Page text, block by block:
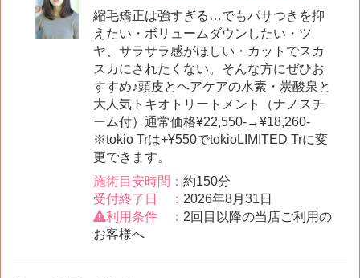
縮毛矯正は強すぎる…でもパサつきを抑
えたい・ボリュームダウンしたい・ツ
ヤ、サラサラ感がほしい・カットでスカ
スカにされたくない。そんな方にぜひお
すすめ♪頭皮とヘアケアの水素・炭酸泉と
大人気トキオトリートメント（ナノスチ
ーム付）通常価格¥22,550-→¥18,260-
※tokio Trは+¥550でtokioLIMITED Trに変
更できます。
施術目安時間： 約150分
受付終了日 ： 2026年8月31日
利用条件 ： 2回目以降の当店ご利用の
お客様へ